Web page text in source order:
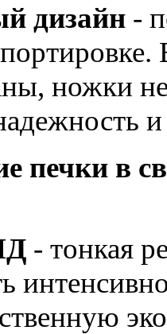
дизайн -
ножки
печки в
- тонкая